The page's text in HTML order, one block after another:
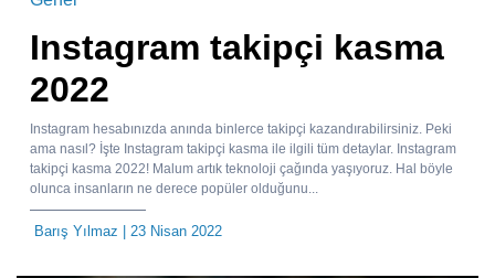
Instagram takipçi kasma
2022
Instagram hesabınızda anında binlerce takipçi kazandırabilirsiniz. Peki
ama nasıl? İşte Instagram takipçi kasma ile ilgili tüm detaylar. Instagram
takipçi kasma 2022! Malum artık teknoloji çağında yaşıyoruz. Hal böyle
olunca insanların ne derece popüler olduğunu...
Barış Yılmaz | 23 Nisan 2022